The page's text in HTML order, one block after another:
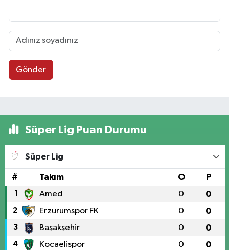
Gönder
Süper Lig Puan Durumu
Süper Lig
# Takım O P
1 Amed 0 0
2 Erzurumspor FK 0 0
3 Başakşehir 0 0
4 Kocaelispor 0 0